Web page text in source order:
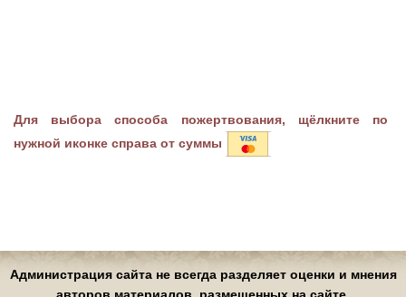
Для выбора способа пожертвования, щёлкните по
нужной иконке справа от суммы
Администрация сайта не всегда разделяет оценки и мнения